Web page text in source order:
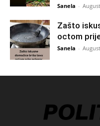
Sanela -
Zašto
octom
Sanela -